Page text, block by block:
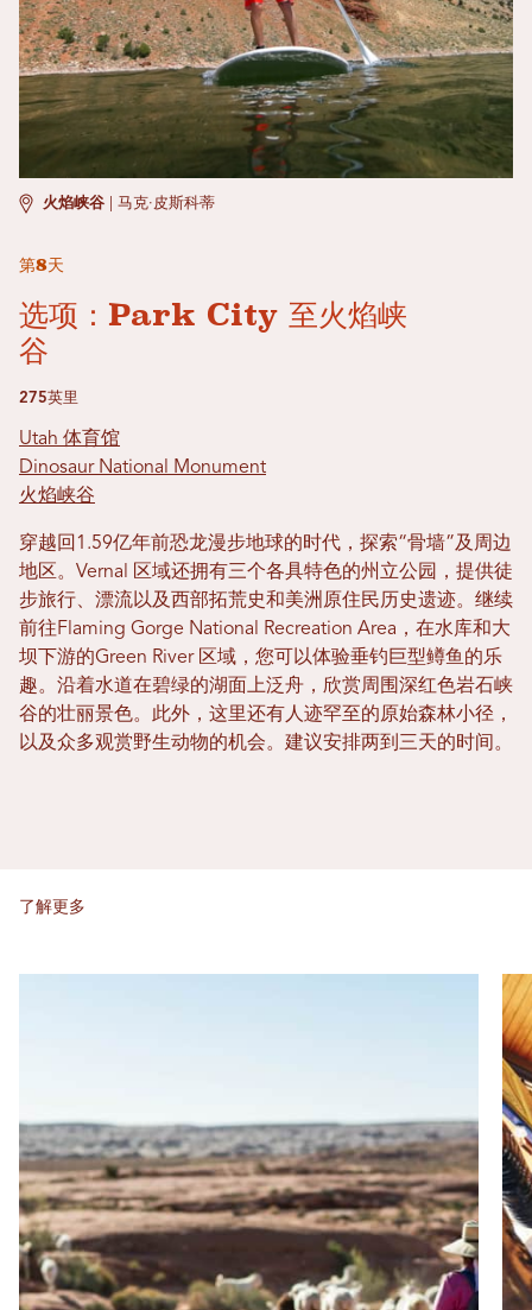
火焰峡谷 马克·皮斯科蒂
第8天
选项：Park City 至火焰峡
谷
275英里
Utah 体育馆
Dinosaur National Monument
火焰峡谷
穿越回1.59亿年前恐龙漫步地球的时代，探索“骨墙”及周边
地区。Vernal 区域还拥有三个各具特色的州立公园，提供徒
步旅行、漂流以及西部拓荒史和美洲原住民历史遗迹。继续
前往Flaming Gorge National Recreation Area，在水库和大
坝下游的Green River 区域，您可以体验垂钓巨型鳟鱼的乐
趣。沿着水道在碧绿的湖面上泛舟，欣赏周围深红色岩石峡
谷的壮丽景色。此外，这里还有人迹罕至的原始森林小径，
以及众多观赏野生动物的机会。建议安排两到三天的时间。
了解更多